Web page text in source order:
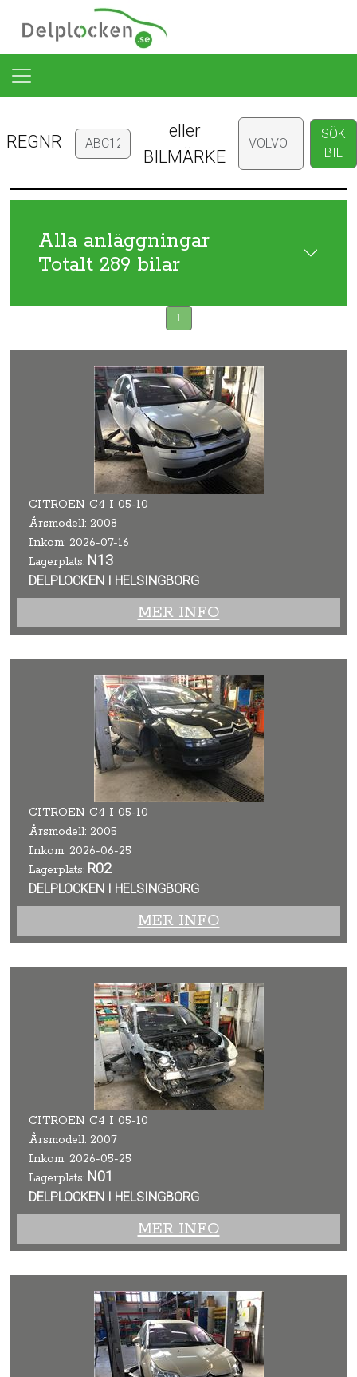
REGNR
eller
BILMÄRKE
SÖK
BIL
Alla anläggningar
Totalt 289 bilar
1
CITROEN C4 I 05-10
Årsmodell: 2008
Inkom: 2026-07-16
Lagerplats: N13
DELPLOCKEN I HELSINGBORG
MER INFO
CITROEN C4 I 05-10
Årsmodell: 2005
Inkom: 2026-06-25
Lagerplats: R02
DELPLOCKEN I HELSINGBORG
MER INFO
CITROEN C4 I 05-10
Årsmodell: 2007
Inkom: 2026-05-25
Lagerplats: N01
DELPLOCKEN I HELSINGBORG
MER INFO